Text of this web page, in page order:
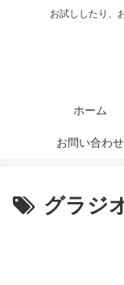
お試ししたり、
ホーム
お問い合わせ
グラジ